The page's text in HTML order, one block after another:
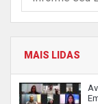
MAIS LIDAS